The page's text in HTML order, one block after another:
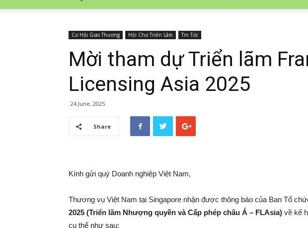
Cơ Hội Giao Thương Hội Chợ Triển Lãm Tin Tức
Mời tham dự Triển lãm
Licensing Asia 2025
24 June, 2025
Share
Kính gửi quý Doanh nghiệp Việt Nam,
Thương vụ Việt Nam tại Singapore nhận được thông báo của Ban Tổ
2025 (Triển lãm Nhượng quyền và Cấp phép châu Á – FLAsia) về kế
cụ thể như sau: